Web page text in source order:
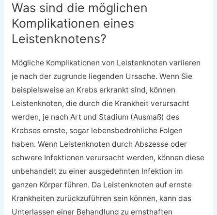
Was sind die möglichen
Komplikationen eines
Leistenknotens?
Mögliche Komplikationen von Leistenknoten variieren
je nach der zugrunde liegenden Ursache. Wenn Sie
beispielsweise an Krebs erkrankt sind, können
Leistenknoten, die durch die Krankheit verursacht
werden, je nach Art und Stadium (Ausmaß) des
Krebses ernste, sogar lebensbedrohliche Folgen
haben. Wenn Leistenknoten durch Abszesse oder
schwere Infektionen verursacht werden, können diese
unbehandelt zu einer ausgedehnten Infektion im
ganzen Körper führen. Da Leistenknoten auf ernste
Krankheiten zurückzuführen sein können, kann das
Unterlassen einer Behandlung zu ernsthaften